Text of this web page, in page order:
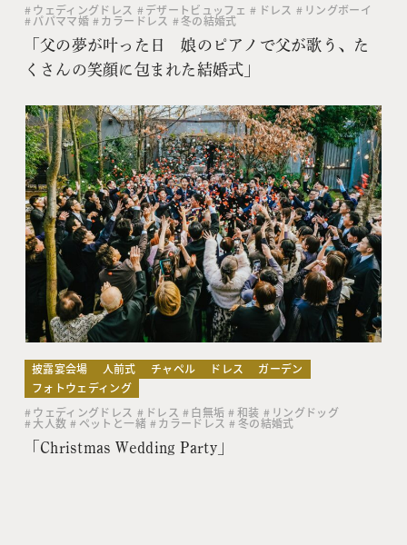
ウェディングドレス
デザートビュッフェ ドレス リングボーイ
パパママ婚 カラードレス
冬の結婚式
「父の夢が叶った日 娘のピアノで父が歌う、た
くさんの笑顔に包まれた結婚式」
披露宴会場 人前式 チャペル ドレス
ガーデン
フォトウェディング
ウェディングドレス
ドレス 白無垢 和装 リングドッグ
大人数 ペットと一緒 カラードレス
冬の結婚式
「Christmas Wedding Party」